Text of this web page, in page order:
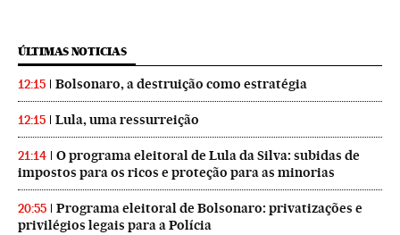
ÚLTIMAS NOTICIAS
12:15 Bolsonaro, a destruição como estratégia
12:15 Lula, uma ressurreição
21:14
O programa eleitoral de Lula da Silva: subidas de
impostos para os ricos e proteção para as minorias
20:55
Programa eleitoral de Bolsonaro: privatizações e
privilégios legais para a Polícia